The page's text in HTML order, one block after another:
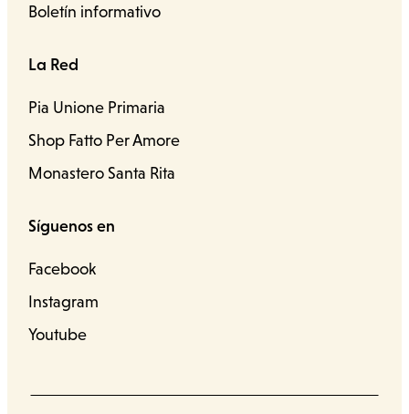
Boletín informativo
La Red
Pia Unione Primaria
Shop Fatto Per Amore
Monastero Santa Rita
Síguenos en
Facebook
Instagram
Youtube